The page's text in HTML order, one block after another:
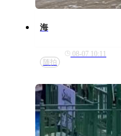
海
随拍
08-07 10:11